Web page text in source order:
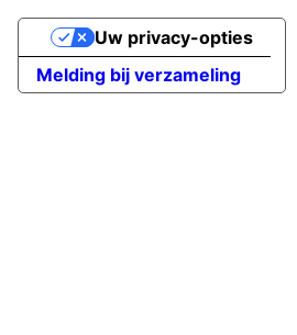
Melding bij verzameling
Uw privacy-opties